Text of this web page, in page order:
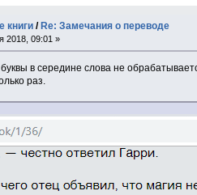
книги / Re: Замечания о переводе
2018, 09:01 »
в середине слова не
раз.